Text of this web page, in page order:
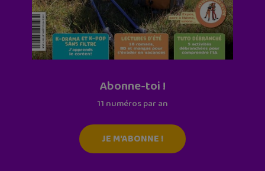
Abonne-toi !
11 numéros par an
JE M'ABONNE !